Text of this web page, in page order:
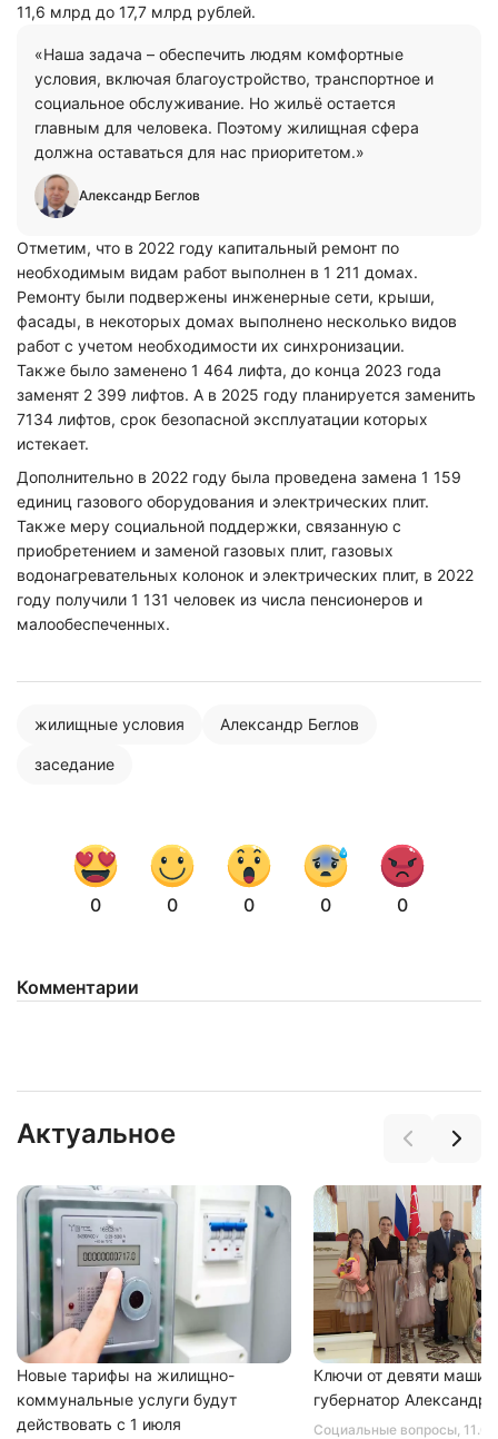
11,6 млрд до 17,7 млрд рублей.
«Наша задача – обеспечить людям комфортные
условия, включая благоустройство, транспортное и
социальное обслуживание. Но жильё остается
главным для человека. Поэтому жилищная сфера
должна оставаться для нас приоритетом.»
Александр Беглов
Отметим, что в 2022 году капитальный ремонт по
необходимым видам работ выполнен в 1 211 домах.
Ремонту были подвержены инженерные сети, крыши,
фасады, в некоторых домах выполнено несколько видов
работ с учетом необходимости их синхронизации.
Также было заменено 1 464 лифта, до конца 2023 года
заменят 2 399 лифтов. А в 2025 году планируется заменить
7134 лифтов, срок безопасной эксплуатации которых
истекает.
Дополнительно в 2022 году была проведена замена 1 159
единиц газового оборудования и электрических плит.
Также меру социальной поддержки, связанную с
приобретением и заменой газовых плит, газовых
водонагревательных колонок и электрических плит, в 2022
году получили 1 131 человек из числа пенсионеров и
малообеспеченных.
жилищные условия Александр Беглов
заседание
0 0 0 0 0
Комментарии
Актуальное
Новые тарифы на жилищно-
коммунальные услуги будут
действовать с 1 июля
Социальные вопросы,
Ключи от девяти машин
губернатор Александр
соглашаетесь с
политикой конфиденциальности